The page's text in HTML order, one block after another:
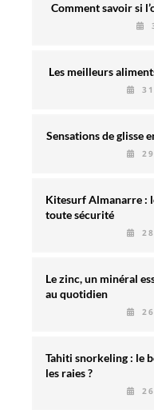
Comment savoir si
Les meilleurs
Sensations de glisse
Kitesurf Almanarre :
toute sécurité
Le zinc, un minéral
au quotidien
Tahiti snorkeling : le
les raies ?